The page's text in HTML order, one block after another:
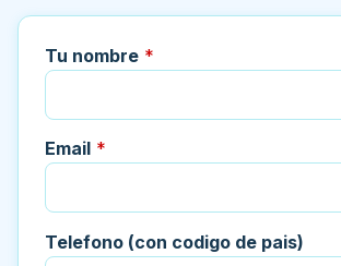
Tu nombre *
Email *
Telefono (con codigo de pais)